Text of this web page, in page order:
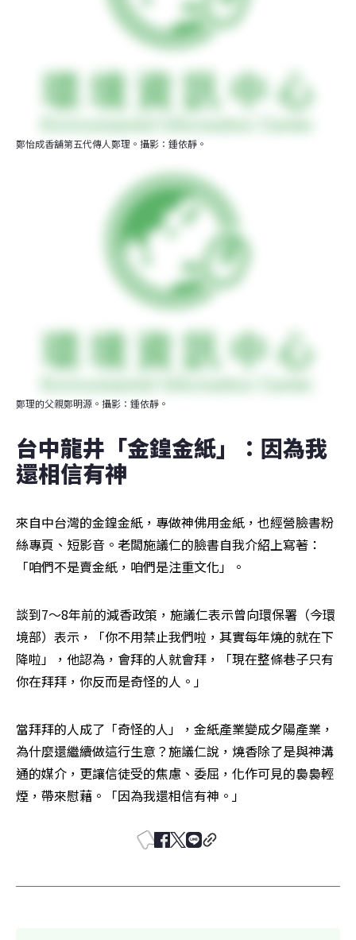
鄭怡成香舖第五代傳人鄭理。攝影：鍾依靜。
鄭理的父親鄭明源。攝影：鍾依靜。
台中龍井「金鍠金紙」：因為我
還相信有神
來自中台灣的金鍠金紙，專做神佛用金紙，也經營臉書粉
絲專頁、短影音。老闆施議仁的臉書自我介紹上寫著：
「咱們不是賣金紙，咱們是注重文化」。
談到7～8年前的減香政策，施議仁表示曾向環保署（今環
境部）表示，「你不用禁止我們啦，其實每年燒的就在下
降啦」，他認為，會拜的人就會拜，「現在整條巷子只有
你在拜拜，你反而是奇怪的人。」
當拜拜的人成了「奇怪的人」，金紙產業變成夕陽產業，
為什麼還繼續做這行生意？施議仁說，燒香除了是與神溝
通的媒介，更讓信徒受的焦慮、委屈，化作可見的裊裊輕
煙，帶來慰藉。「因為我還相信有神。」